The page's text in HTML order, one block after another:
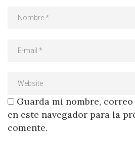
Guarda mi nombre,
en este navegador para la
comente.